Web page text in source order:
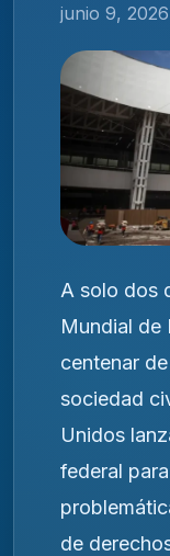
junio 9, 2026
A solo dos
Mundial de
centenar
sociedad
Unidos
federal
de